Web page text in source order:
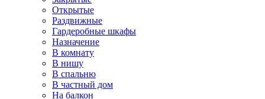
Открытые
Раздвижные
Гардеробные шкафы
Назначение
В комнату
В нишу
В спальню
В частный дом
На балкон